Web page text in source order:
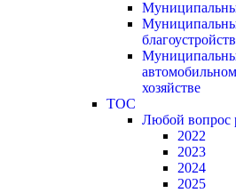
хозяйстве
ТОС
Любой вопрос
2022
2023
2024
2025